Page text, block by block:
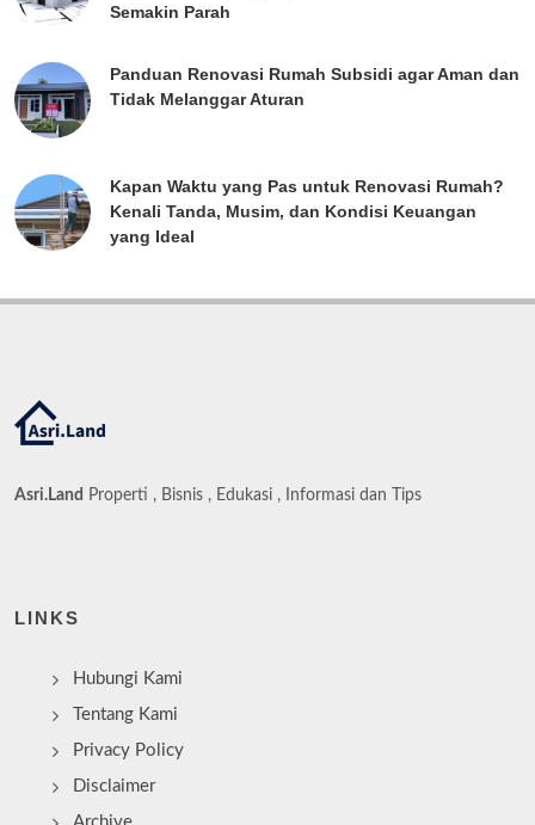
Semakin Parah
Panduan Renovasi Rumah Subsidi agar Aman dan
Tidak Melanggar Aturan
Kapan Waktu yang Pas untuk Renovasi Rumah?
Kenali Tanda, Musim, dan Kondisi Keuangan
yang Ideal
Asri.Land Properti , Bisnis , Edukasi , Informasi dan Tips
LINKS
Hubungi Kami
Tentang Kami
Privacy Policy
Disclaimer